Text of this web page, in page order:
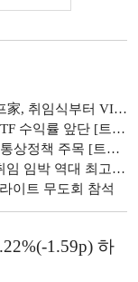
무도회까지 ‘깊어진’ 인연
률 앞단 [트럼프 2기]
주목 [트럼프 2기]
가 경신 [가상자산 통신]
이트 무도회 참석
1.59p) 하